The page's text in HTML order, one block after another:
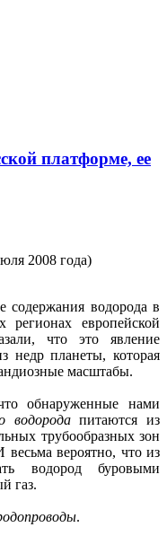
платформе, ее
2008 года)
водорода в
регионах европейской
что это явление
недр планеты, которая
масштабы.
обнаруженные нами
водородапитаются из
трубообразных зон
весьма вероятно, что из
водород буровыми
газ.
.